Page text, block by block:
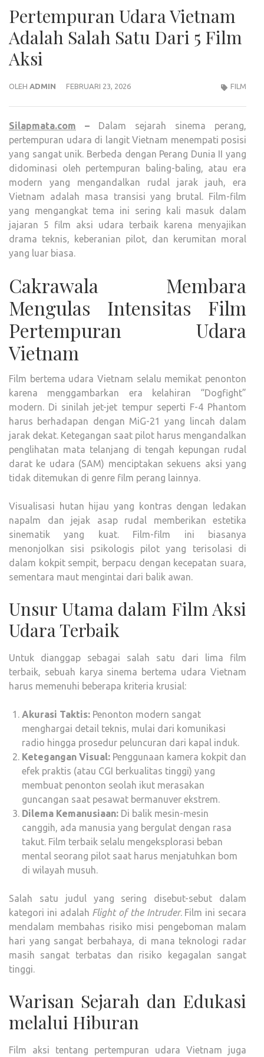
Pertempuran Udara Vietnam
Adalah Salah Satu Dari 5 Film
Aksi
OLEH ADMIN FEBRUARI 23, 2026 FILM
Silapmata.com – Dalam sejarah sinema perang,
pertempuran udara di langit Vietnam menempati posisi
yang sangat unik. Berbeda dengan Perang Dunia II yang
didominasi oleh pertempuran baling-baling, atau era
modern yang mengandalkan rudal jarak jauh, era
Vietnam adalah masa transisi yang brutal. Film-film
yang mengangkat tema ini sering kali masuk dalam
jajaran 5 film aksi udara terbaik karena menyajikan
drama teknis, keberanian pilot, dan kerumitan moral
yang luar biasa.
Cakrawala Membara
Mengulas Intensitas Film
Pertempuran Udara
Vietnam
Film bertema udara Vietnam selalu memikat penonton
karena menggambarkan era kelahiran “Dogfight”
modern. Di sinilah jet-jet tempur seperti F-4 Phantom
harus berhadapan dengan MiG-21 yang lincah dalam
jarak dekat. Ketegangan saat pilot harus mengandalkan
penglihatan mata telanjang di tengah kepungan rudal
darat ke udara (SAM) menciptakan sekuens aksi yang
tidak ditemukan di genre film perang lainnya.
Visualisasi hutan hijau yang kontras dengan ledakan
napalm dan jejak asap rudal memberikan estetika
sinematik yang kuat. Film-film ini biasanya
menonjolkan sisi psikologis pilot yang terisolasi di
dalam kokpit sempit, berpacu dengan kecepatan suara,
sementara maut mengintai dari balik awan.
Unsur Utama dalam Film Aksi
Udara Terbaik
Untuk dianggap sebagai salah satu dari lima film
terbaik, sebuah karya sinema bertema udara Vietnam
harus memenuhi beberapa kriteria krusial:
Akurasi Taktis: Penonton modern sangat
menghargai detail teknis, mulai dari komunikasi
radio hingga prosedur peluncuran dari kapal induk.
Ketegangan Visual: Penggunaan kamera kokpit dan
efek praktis (atau CGI berkualitas tinggi) yang
membuat penonton seolah ikut merasakan
guncangan saat pesawat bermanuver ekstrem.
Dilema Kemanusiaan: Di balik mesin-mesin
canggih, ada manusia yang bergulat dengan rasa
takut. Film terbaik selalu mengeksplorasi beban
mental seorang pilot saat harus menjatuhkan bom
di wilayah musuh.
Salah satu judul yang sering disebut-sebut dalam
kategori ini adalah Flight of the Intruder. Film ini secara
mendalam membahas risiko misi pengeboman malam
hari yang sangat berbahaya, di mana teknologi radar
masih sangat terbatas dan risiko kegagalan sangat
tinggi.
Warisan Sejarah dan Edukasi
melalui Hiburan
Film aksi tentang pertempuran udara Vietnam juga